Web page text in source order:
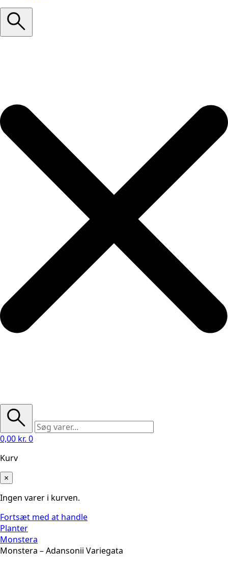
0,00 kr. 0
Kurv
×
Ingen varer i kurven.
Fortsæt med at handle
Planter
Monstera
Monstera – Adansonii Variegata